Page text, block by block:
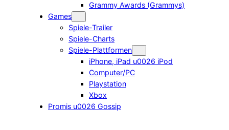
Grammy Awards (Grammys)
Games
Spiele-Trailer
Spiele-Charts
Spiele-Plattformen
iPhone, iPad u0026 iPod
Computer/PC
Playstation
Xbox
Promis u0026 Gossip